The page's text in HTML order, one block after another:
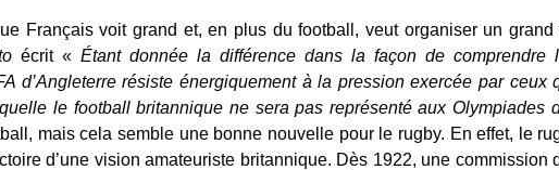
Français voit grand et, en plus du football, veut organiser un grand
écrit « Étant donnée la différence dans la façon de comprendre
d’Angleterre résiste énergiquement à la pression exercée par ceux
le football britannique ne sera pas représenté aux Olympiades
mais cela semble une bonne nouvelle pour le rugby. En effet, le
d’une vision amateuriste britannique. Dès 1922, une commission